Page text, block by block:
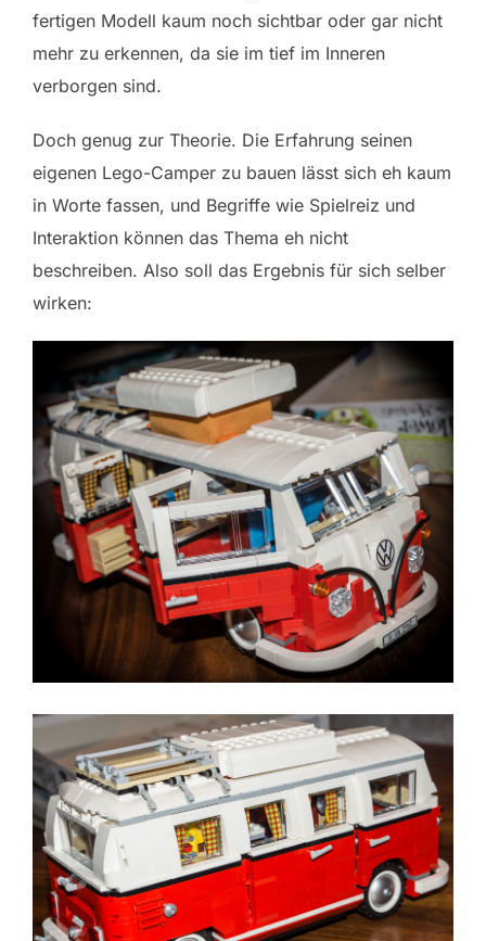
fertigen Modell kaum noch sichtbar oder gar nicht
mehr zu erkennen, da sie im tief im Inneren
verborgen sind.
Doch genug zur Theorie. Die Erfahrung seinen
eigenen Lego-Camper zu bauen lässt sich eh kaum
in Worte fassen, und Begriffe wie Spielreiz und
Interaktion können das Thema eh nicht
beschreiben. Also soll das Ergebnis für sich selber
wirken: